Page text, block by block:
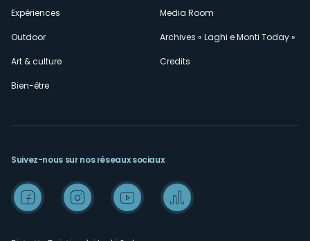
Expériences
Outdoor
Art & culture
Bien-être
Media Room
Archives « Laghi e Monti Today »
Credits
Suivez-nous sur nos réseaux sociaux